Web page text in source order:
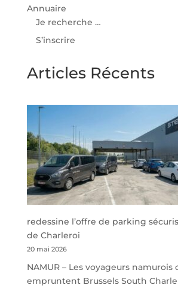
Annuaire
Je recherche …
S’inscrire
Articles Récents
redessine l’offre de parking
de Charleroi
20 mai 2026
NAMUR – Les voyageurs namurois
empruntent Brussels South